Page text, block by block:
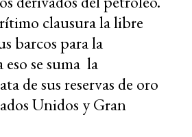
clausura la libre
barcos para la
se suma la
de sus reservas de oro
Unidos y Gran